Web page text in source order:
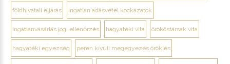
földhivatali eljárás ingatlan adásvétel kockázatok
ingatlanvásárlás jogi ellenőrzés hagyatéki vita örököstársak vita
hagyatéki egyezség peren kívüli megegyezés öröklés